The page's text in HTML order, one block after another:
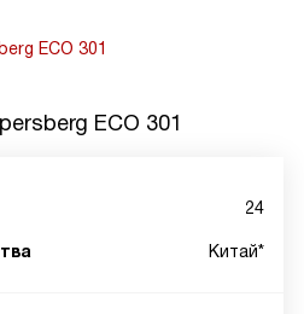
ECO 301
ECO 301
24
Китай*